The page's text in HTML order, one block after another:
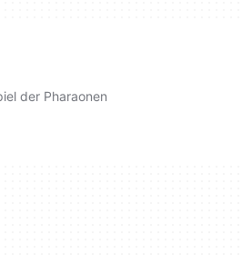
der Pharaonen